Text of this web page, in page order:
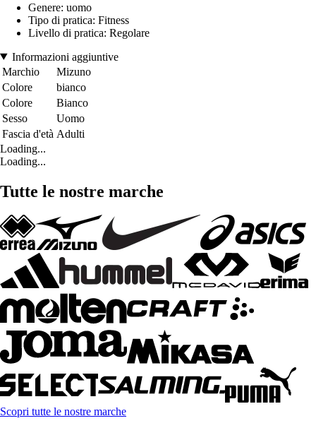
Genere: uomo
Tipo di pratica: Fitness
Livello di pratica: Regolare
Informazioni aggiuntive
Marchio
Mizuno
Colore
bianco
Colore
Bianco
Sesso
Uomo
Fascia d'età Adulti
Loading...
Loading...
Tutte le nostre marche
Scopri tutte le nostre marche